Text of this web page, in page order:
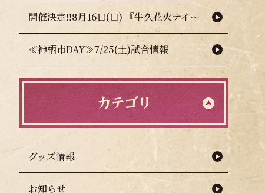
開催決定‼8月16日(日) 『牛久花火ナイター』🎇🧨
≪神栖市DAY≫7/25(土)試合情報
カテゴリ
グッズ情報
お知らせ